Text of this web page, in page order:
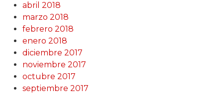
abril 2018
marzo 2018
febrero 2018
enero 2018
diciembre 2017
noviembre 2017
octubre 2017
septiembre 2017